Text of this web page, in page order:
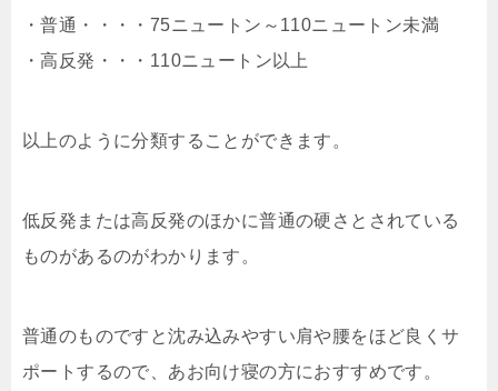
・普通・・・・75ニュートン～110ニュートン未満
・高反発・・・110ニュートン以上
以上のように分類することができます。
低反発または高反発のほかに普通の硬さとされている
ものがあるのがわかります。
普通のものですと沈み込みやすい肩や腰をほど良くサ
ポートするので、あお向け寝の方におすすめです。